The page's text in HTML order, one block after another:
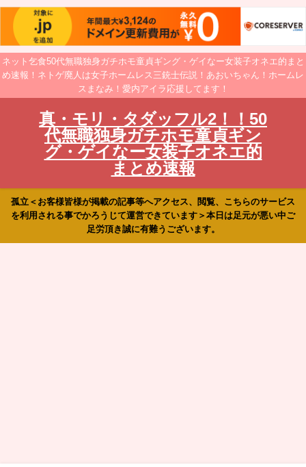
ネット乞食50代無職独身ガチホモ童貞ギング・ゲイなー女装子オネエ的まと
め速報！ネトゲ廃人は女子ホームレス三銃士伝説！あおいちゃん！ホームレ
スまなみ！愛内アイラ応援してます！
真・モリ・タダッフル2！！50
代無職独身ガチホモ童貞ギン
グ・ゲイなー女装子オネエ的
まとめ速報
孤立＜お客様皆様が掲載の記事等へアクセス、閲覧、こちらのサービス
を利用される事でかろうじて運営できています＞本日は足元が悪い中ご
足労頂き誠に有難うございます。